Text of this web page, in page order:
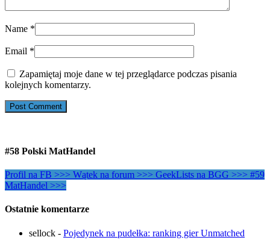
Name *
Email *
Zapamiętaj moje dane w tej przeglądarce podczas pisania
kolejnych komentarzy.
#58 Polski MatHandel
Profil na FB >>> Wątek na forum >>> GeekLists na BGG >>> #59
MatHandel >>>
Ostatnie komentarze
sellock - Pojedynek na pudełka: ranking gier Unmatched